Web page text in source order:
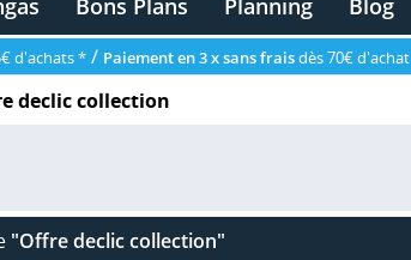
Bons Plans Planning Blog
d'achats * / Paiement en 3 x sans fraisdès 70€ d'achat
declic collection
"Offre declic collection"